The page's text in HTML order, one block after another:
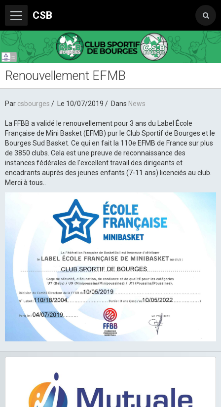
CSB
Le Club
Les Partenaires
Photos
Vidéos
Sondages
Renouvellement EFMB
Par csbourges Le 10/07/2019 Dans News
La FFBB a validé le renouvellement pour 3 ans du Label École
Française de Mini Basket (EFMB) pur le Club Sportif de Bourges et le
Bourges Sud Basket. Ce qui en fait la 110e EFMB de France sur plus
de 3850 clubs. Cela est une preuve de reconnaissance des
instances fédérales de l'excellent travail des dirigeants et
encadrants auprès des jeunes enfants (7-11 ans) licenciés au club.
Merci à tous..